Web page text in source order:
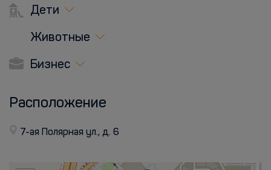
Дети
Животные
Бизнес
Расположение
7-ая Полярная ул., д. 6